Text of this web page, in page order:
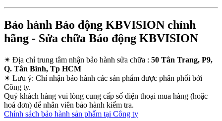
Bảo hành Báo động KBVISION chính
hãng - Sửa chữa Báo động KBVISION
✴ Địa chỉ trung tâm nhận bảo hành sửa chữa : 50 Tân Trang, P9,
Q. Tân Bình, Tp HCM
✴ Lưu ý: Chỉ nhận bảo hành các sản phẩm được phân phối bởi
Công ty.
Quý khách hàng vui lòng cung cấp số điện thoại mua hàng (hoặc
hoá đơn) để nhân viên bảo hành kiểm tra.
Chính sách bảo hành sản phẩm tại Công ty